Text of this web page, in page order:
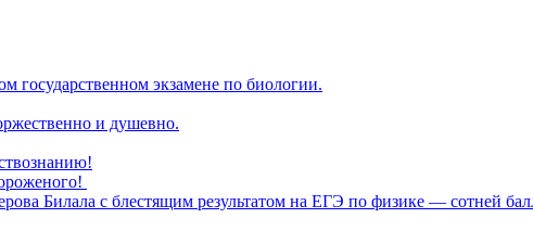
государственном экзамене по биологии.
и душевно.
Билала с блестящим результатом на ЕГЭ по физике — сотней